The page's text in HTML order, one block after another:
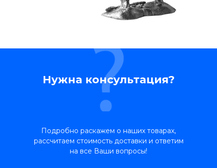
Нужна консультация?
Подробно раскажем о наших товарах,
рассчитаем стоимость доставки и ответим
на все Ваши вопросы!